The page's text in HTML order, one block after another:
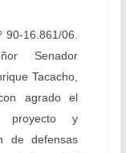
90-16.861/06.
Senador
Tacacho,
agrado el
proyecto y
de defensas